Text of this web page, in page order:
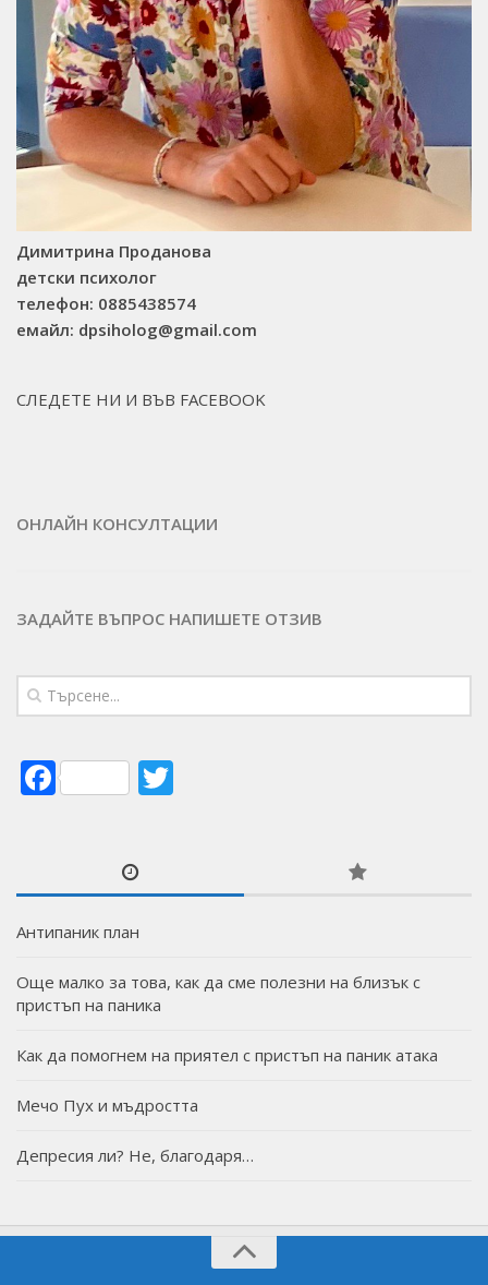
Димитрина Проданова
детски психолог
телефон: 0885438574
емайл: dpsiholog@gmail.com
СЛЕДЕТЕ НИ И ВЪВ FACEBOOK
ОНЛАЙН КОНСУЛТАЦИИ
ЗАДАЙТЕ ВЪПРОС НАПИШЕТЕ ОТЗИВ
Facebook
Антипаник план
Още малко за това, как да сме полезни на близък с
пристъп на паника
Как да помогнем на приятел с пристъп на паник атака
Мечо Пух и мъдростта
Депресия ли? Не, благодаря…